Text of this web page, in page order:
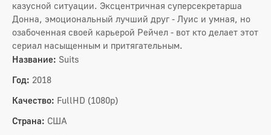
казусной ситуации. Эксцентричная суперсекретарша
Донна, эмоциональный лучший друг - Луис и умная, но
озабоченная своей карьерой Рейчел - вот кто делает этот
сериал насыщенным и притягательным.
Название: Suits
Год: 2018
Качество: FullHD (1080p)
Страна: США